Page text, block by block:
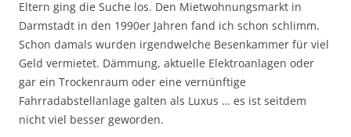
Eltern ging die Suche los. Den Mietwohnungsmarkt in
Darmstadt in den 1990er Jahren fand ich schon schlimm.
Schon damals wurden irgendwelche Besenkammer für viel
Geld vermietet. Dämmung, aktuelle Elektroanlagen oder
gar ein Trockenraum oder eine vernünftige
Fahrradabstellanlage galten als Luxus … es ist seitdem
nicht viel besser geworden.